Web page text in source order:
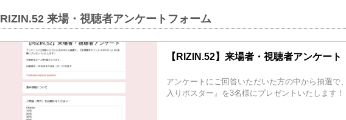
RIZIN.52 来場・視聴者アンケートフォーム
【RIZIN.52】来場者・視聴者アンケート
アンケートにご回答いただいた方の中から抽選で
入りポスター』を3名様にプレゼントいたします！